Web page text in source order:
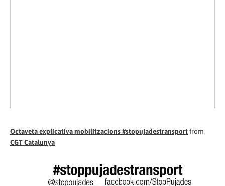
Octaveta explicativa mobilitzacions #stopujadestransportfrom
CGT Catalunya